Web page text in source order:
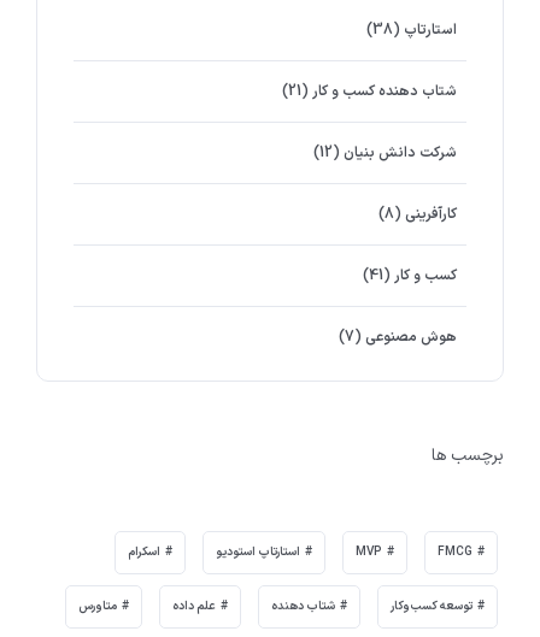
استارتاپ (38)
شتاب دهنده کسب و کار (21)
شرکت دانش بنیان (12)
کارآفرینی (8)
کسب و کار (41)
هوش مصنوعی (7)
برچسب ها
FMCG
MVP استارتاپ استودیو اسکرام
توسعه کسب‌وکار شتاب دهنده علم داده متاورس